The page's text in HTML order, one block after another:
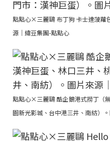
點點心×三麗鷗 布丁狗 卡士達菠蘿
源｜緯豆集團-點點心
點點心×三麗鷗 酷企鵝港式撈丁（
園新光影城、台中港三井、南紡）